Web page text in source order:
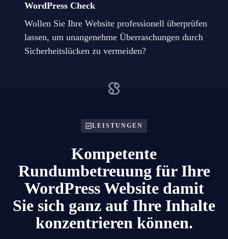
WordPress Check
Wollen Sie Ihre Website professionell überprüfen
lassen, um unangenehme Überraschungen durch
Sicherheitslücken zu vermeiden?
LEISTUNGEN
Kompetente
Rundumbetreuung für Ihre
WordPress Website damit
Sie sich ganz auf Ihre Inhalte
konzentrieren können.